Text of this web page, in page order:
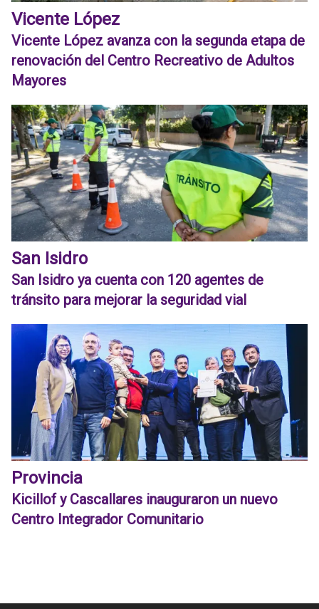
Vicente López
Vicente López avanza con la segunda etapa de
renovación del Centro Recreativo de Adultos
Mayores
San Isidro
San Isidro ya cuenta con 120 agentes de
tránsito para mejorar la seguridad vial
Provincia
Kicillof y Cascallares inauguraron un nuevo
Centro Integrador Comunitario